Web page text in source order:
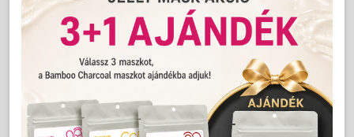
Ez az egyedülálló hatóanyagkoktél minden
mezoterápiás kezelés alapja. Hatóanyag
összetétele révén 3 ponton támogatja a bőr
regenerációját, lassítja az öregedési
folyamatokat. Hialuronsav tartalma fokozza a
kötőszövet vízmegtartó képességét. Organikus